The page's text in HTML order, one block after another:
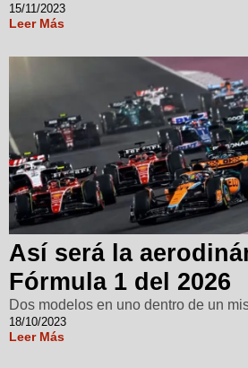
15/11/2023
Leer Más
Así será la
Fórmula 1 del 2026
Dos modelos en uno dentro de un
18/10/2023
Leer Más